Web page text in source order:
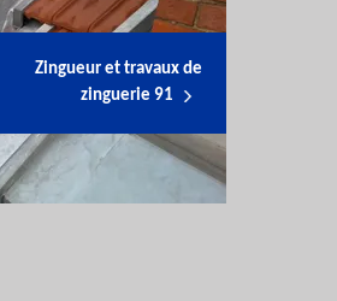
Zingueur et travaux de
zinguerie 91